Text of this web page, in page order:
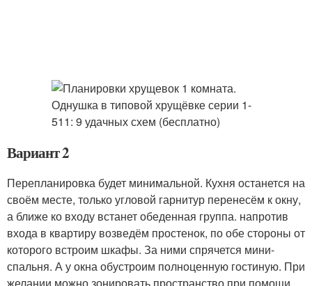
Вариант 2
Перепланировка будет минимальной. Кухня останется на
своём месте, только угловой гарнитур перенесём к окну,
а ближе ко входу встанет обеденная группа. напротив
входа в квартиру возведём простенок, по обе стороны от
которого встроим шкафы. За ними спрячется мини-
спальня. А у окна обустроим полноценную гостиную. При